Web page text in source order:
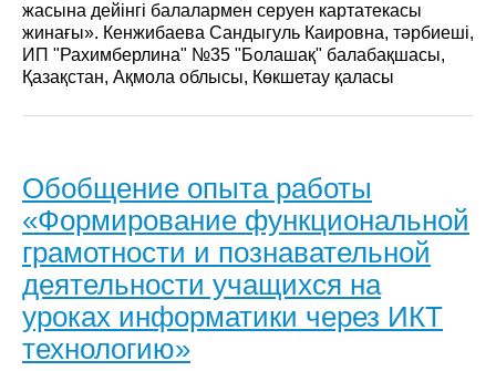
жасына дейінгі балалармен серуен картатекасы
жинағы». Кенжибаева Сандыгуль Каировна, тәрбиеші,
ИП "Рахимберлина" №35 "Болашақ" балабақшасы,
Қазақстан, Ақмола облысы, Көкшетау қаласы
Обобщение опыта работы
«Формирование функциональной
грамотности и познавательной
деятельности учащихся на
уроках информатики через ИКТ
технологию»